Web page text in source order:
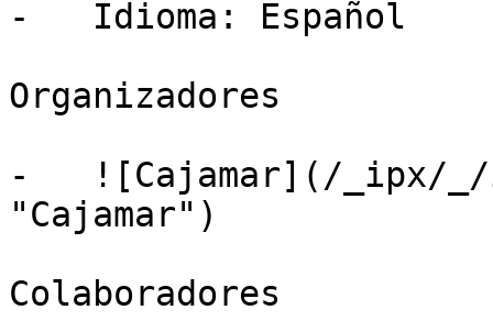
-   Idioma: Español
Organizadores
-   ![Cajamar](/_ipx/_/
"Cajamar")
Colaboradores